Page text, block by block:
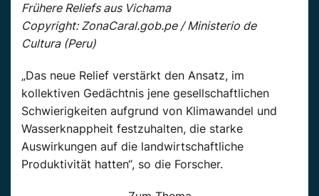
Frühere Reliefs aus Vichama
Copyright: ZonaCaral.gob.pe / Ministerio de
Cultura (Peru)
„Das neue Relief verstärkt den Ansatz, im
kollektiven Gedächtnis jene gesellschaftlichen
Schwierigkeiten aufgrund von Klimawandel und
Wasserknappheit festzuhalten, die starke
Auswirkungen auf die landwirtschaftliche
Produktivität hatten“, so die Forscher.